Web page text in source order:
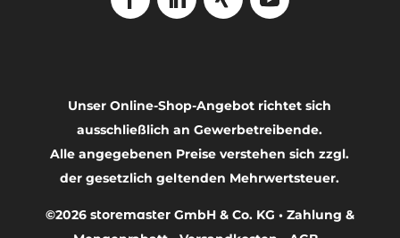
Unser Online-Shop-Angebot richtet sich
ausschließlich an Gewerbetreibende.
Alle angegebenen Preise verstehen sich zzgl.
der gesetzlich geltenden Mehrwertsteuer.
©2026 storemasterGmbH & Co. KG • Zahlung &
Français